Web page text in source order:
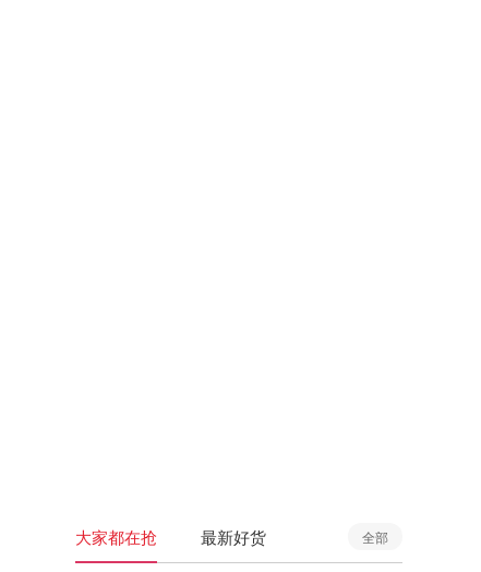
大家都在抢 最新好货 全部